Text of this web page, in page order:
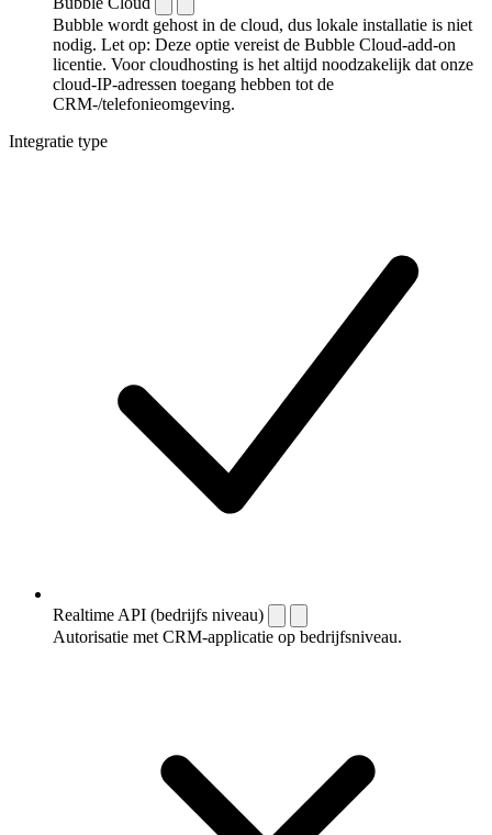
Bubble wordt gehost in de cloud, dus lokale installatie is niet
nodig. Let op: Deze optie vereist de Bubble Cloud-add-on
licentie. Voor cloudhosting is het altijd noodzakelijk dat onze
cloud-IP-adressen toegang hebben tot de
CRM-/telefonieomgeving.
Integratie type
Realtime API (bedrijfs niveau)
Autorisatie met CRM-applicatie op bedrijfsniveau.